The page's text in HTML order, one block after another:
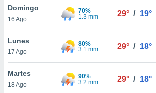
abono
únicos
Domingo
16 Ago
70%
1.3 mm
29° / 19°
Lunes
17 Ago
80%
3.1 mm
29° / 18°
Martes
18 Ago
90%
3.2 mm
29° / 18°